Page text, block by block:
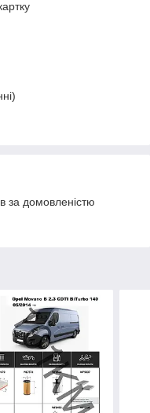
за домовленістю